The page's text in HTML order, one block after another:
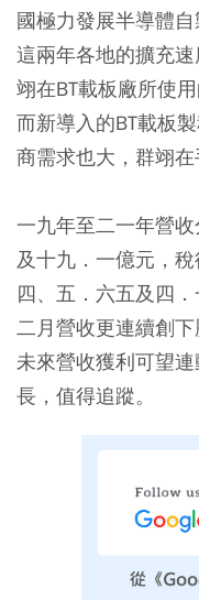
國極力發展半導體自
這兩年各地的擴充
翊在BT載板廠所使
而新導入的BT載板
商需求也大，群翊在
一九年至二一年營
及十九．一億元，稅
四、五．六五及四
二月營收更連續創
未來營收獲利可望
長，值得追蹤。